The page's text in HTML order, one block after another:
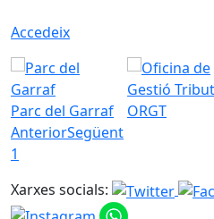
Accedeix
Parc del Garraf ORGT
AnteriorSegüent
1
Xarxes socials: